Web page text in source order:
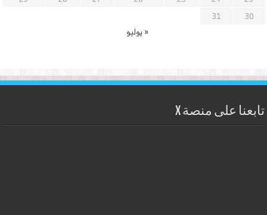
30
31
« يوليو
تابعنا على منصة X